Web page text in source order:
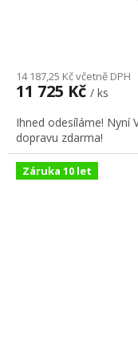
14 187,25 Kč včetně DPH
11 725 Kč / ks
Ihned odesíláme! Nyní
dopravu zdarma!
Záruka 10 let